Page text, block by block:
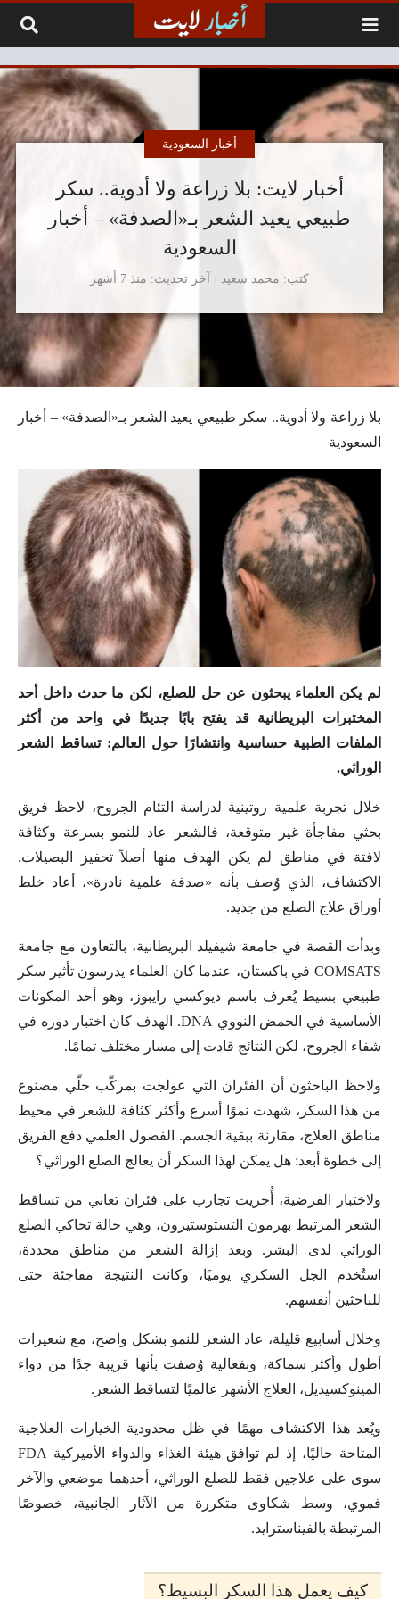
أخبار لايت: بلا زراعة ولا أدوية.. سكر
طبيعي يعيد الشعر بـ«الصدفة» – أخبار
السعودية
كتب محمد سعيد
أخبار السعودية
آخر تحديث منذ 7 أشهر
بلا زراعة ولا أدوية.. سكر طبيعي يعيد الشعر بـ«الصدفة» – أخبار
السعودية
لم يكن العلماء يبحثون عن حل للصلع، لكن ما حدث داخل أحد
المختبرات البريطانية قد يفتح بابًا جديدًا في واحد من أكثر
الملفات الطبية حساسية وانتشارًا حول العالم: تساقط الشعر
الوراثي.
خلال تجربة علمية روتينية لدراسة التئام الجروح، لاحظ فريق
بحثي مفاجأة غير متوقعة، فالشعر عاد للنمو بسرعة وكثافة
لافتة في مناطق لم يكن الهدف منها أصلاً تحفيز البصيلات.
الاكتشاف، الذي وُصف بأنه «صدفة علمية نادرة»، أعاد خلط
أوراق علاج الصلع من جديد.
وبدأت القصة في جامعة شيفيلد البريطانية، بالتعاون مع جامعة
COMSATS في باكستان، عندما كان العلماء يدرسون تأثير سكر
طبيعي بسيط يُعرف باسم ديوكسي رايبوز، وهو أحد المكونات
الأساسية في الحمض النووي DNA. الهدف كان اختبار دوره في
شفاء الجروح، لكن النتائج قادت إلى مسار مختلف تمامًا.
ولاحظ الباحثون أن الفئران التي عولجت بمركّب جلّي مصنوع
من هذا السكر، شهدت نموًا أسرع وأكثر كثافة للشعر في محيط
مناطق العلاج، مقارنة ببقية الجسم. الفضول العلمي دفع الفريق
إلى خطوة أبعد: هل يمكن لهذا السكر أن يعالج الصلع الوراثي؟
ولاختبار الفرضية، أُجريت تجارب على فئران تعاني من تساقط
الشعر المرتبط بهرمون التستوستيرون، وهي حالة تحاكي الصلع
الوراثي لدى البشر. وبعد إزالة الشعر من مناطق محددة،
استُخدم الجل السكري يوميًا، وكانت النتيجة مفاجئة حتى
للباحثين أنفسهم.
وخلال أسابيع قليلة، عاد الشعر للنمو بشكل واضح، مع شعيرات
أطول وأكثر سماكة، وبفعالية وُصفت بأنها قريبة جدًا من دواء
المينوكسيديل، العلاج الأشهر عالميًا لتساقط الشعر.
ويُعد هذا الاكتشاف مهمًا في ظل محدودية الخيارات العلاجية
المتاحة حاليًا، إذ لم توافق هيئة الغذاء والدواء الأميركية FDA
سوى على علاجين فقط للصلع الوراثي، أحدهما موضعي والآخر
فموي، وسط شكاوى متكررة من الآثار الجانبية، خصوصًا
المرتبطة بالفيناسترايد.
كيف يعمل هذا السكر البسيط؟